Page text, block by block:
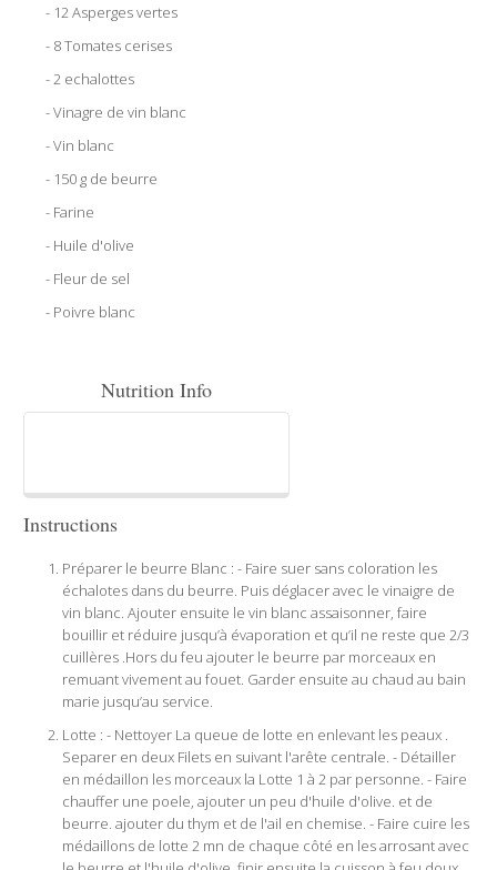
- 12 Asperges vertes
- 8 Tomates cerises
- 2 echalottes
- Vinagre de vin blanc
- Vin blanc
- 150 g de beurre
- Farine
- Huile d'olive
- Fleur de sel
- Poivre blanc
Nutrition Info
Instructions
Préparer le beurre Blanc : - Faire suer sans coloration les
échalotes dans du beurre. Puis déglacer avec le vinaigre de
vin blanc. Ajouter ensuite le vin blanc assaisonner, faire
bouillir et réduire jusqu’à évaporation et qu’il ne reste que 2/3
cuillères .Hors du feu ajouter le beurre par morceaux en
remuant vivement au fouet. Garder ensuite au chaud au bain
marie jusqu’au service.
Lotte : - Nettoyer La queue de lotte en enlevant les peaux .
Separer en deux Filets en suivant l'arête centrale. - Détailler
en médaillon les morceaux la Lotte 1 à 2 par personne. - Faire
chauffer une poele, ajouter un peu d'huile d'olive. et de
beurre. ajouter du thym et de l'ail en chemise. - Faire cuire les
médaillons de lotte 2 mn de chaque côté en les arrosant avec